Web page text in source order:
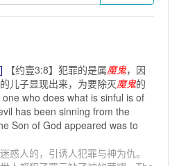
【约壹3:8】犯罪的是属魔鬼，因
儿子显现出来，为要除灭魔鬼的
who does what is sinful is of
has been sinning from the
Son of God appeared was to
惑人的，引诱人犯罪与神为仇。